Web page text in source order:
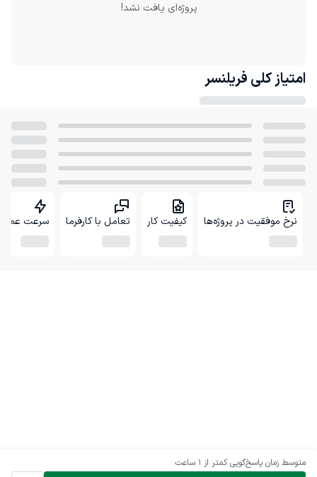
متوسط زمان پاسخ‌گویی کمتر از 1 ساعت
پروژه‌ای یافت نشد!
امتیاز کلی فریلنسر
نرخ موفقیت در پروژه‌ها کیفیت کار تعامل با کارفرما سرعت عمل